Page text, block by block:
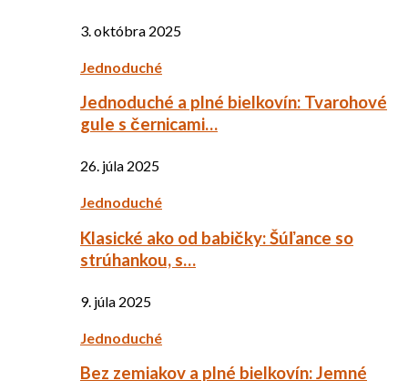
3. októbra 2025
Jednoduché
Jednoduché a plné bielkovín: Tvarohové
gule s černicami…
26. júla 2025
Jednoduché
Klasické ako od babičky: Šúľance so
strúhankou, s…
9. júla 2025
Jednoduché
Bez zemiakov a plné bielkovín: Jemné